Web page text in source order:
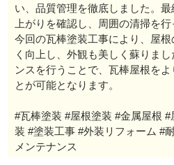
い、品質管理を徹底しました。
上がりを確認し、周囲の清掃を
今回の瓦棒塗装工事により、屋
く向上し、外観も美しく蘇りま
ンスを行うことで、瓦棒屋根を
とが可能となります。
#瓦棒塗装 #屋根塗装 #金属屋根
装 #塗装工事 #外装リフォーム #
メンテナンス